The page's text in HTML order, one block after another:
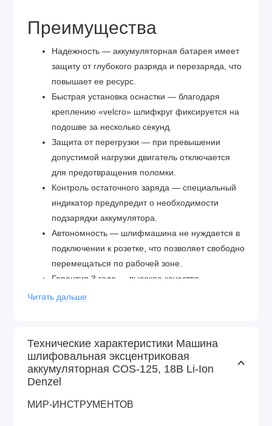
Преимущества
Надежность — аккумуляторная батарея имеет
защиту от глубокого разряда и перезаряда, что
повышает ее ресурс.
Быстрая установка оснастки — благодаря
креплению «velcro» шлифкруг фиксируется на
подошве за несколько секунд.
Защита от перегрузки — при превышении
допустимой нагрузки двигатель отключается
для предотвращения поломки.
Контроль остаточного заряда — специальный
индикатор предупредит о необходимости
подзарядки аккумулятора.
Автономность — шлифмашина не нуждается в
подключении к розетке, что позволяет свободно
перемещаться по рабочей зоне.
Гарантия 3 года — высокое качество
шлифмашины подтверждено производителем.
Читать дальше
Технические характеристики Машина
шлифовальная эксцентриковая
аккумуляторная COS-125, 18В Li-Ion
Denzel
МИР-ИНСТРУМЕНТОВ